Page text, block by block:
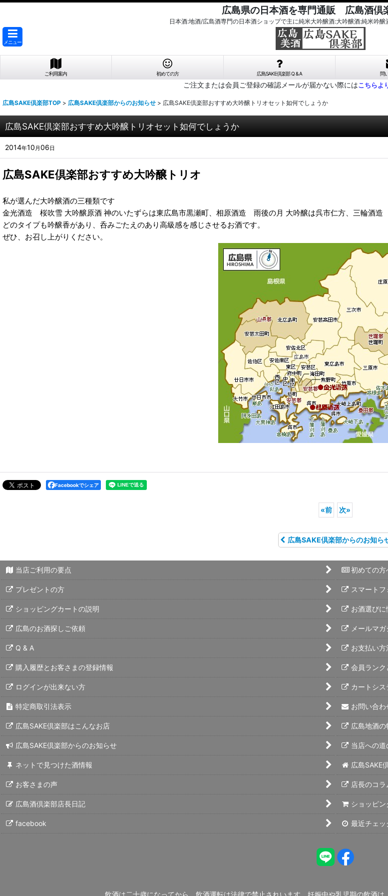
広島県の日本酒を専門通販 広島酒
日本酒:地酒/広島酒専門の日本酒ショップで主に純米大吟醸酒:大吟醸酒:純米吟
メニュー
ご利用案内 初めての方 広島SAKE倶楽部 Q & A 問
ご注文または会員ご登録の確認メールが届かない際にはこちらよ
広島SAKE倶楽部TOP > 広島SAKE倶楽部からのお知らせ > 広島SAKE倶楽部おすすめ大吟醸トリオセット如何でしょうか
広島SAKE倶楽部おすすめ大吟醸トリオセット如何でしょうか
2014年10 月 06 日
広島SAKE倶楽部おすすめ大吟醸トリオ
私が選んだ大吟醸酒の三種類です
金光酒造 桜吹雪 大吟醸原酒 神のいたずらは東広島市黒瀬町、相原酒造 雨後の月 大吟醸は呉市仁方、三輪酒
どのタイプも吟醸香があり、呑みごたえのあり高級感を感じさせるお酒です。
ぜひ、お召し上がりください。
Facebookでシェア
«前 次»
広島SAKE倶楽部からのお知ら
当店ご利用の要点 初めての方
プレゼントの方 スマート
ショッピングカートの説明 お酒選びに
広島のお酒探しご依頼 メールマ
Q & A お支払い方
購入履歴とお客さまの登録情報 会員ランク
ログインが出来ない方 カートシ
特定商取引法表示 お問い合わ
広島SAKE倶楽部はこんなお店 広島地酒の
広島SAKE倶楽部からのお知らせ 当店への道
ネットで見つけた酒情報 広島SAKE
お客さまの声 店長のコラ
広島酒倶楽部店長日記 ショッピン
facebook 最近チェッ